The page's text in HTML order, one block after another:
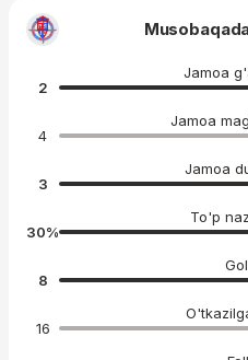
Jamoa
2
Jamoa
4
Jamoa
3
To'p
30%
8
16